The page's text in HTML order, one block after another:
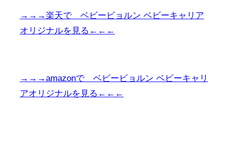
→→→楽天で ベビービョルン ベビーキャリア
オリジナルを見る←←←
→→→amazonで ベビービョルン ベビーキャリ
アオリジナルを見る←←←